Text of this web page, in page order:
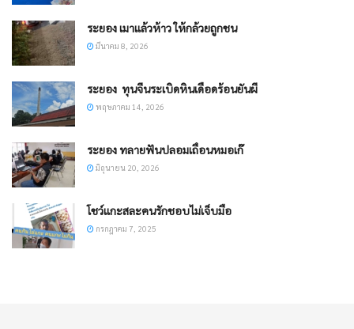
ระยอง เมาแล้วห้าว ให้กล้วยถูกชน
มีนาคม 8, 2026
ระยอง ​ ทุนจีนระเบิดหินเดือดร้อนยันผี
พฤษภาคม 14, 2026
ระยอง ทลายฟันปลอมเถื่อนหมอเก๊
มิถุนายน 20, 2026
โชว์แกะสละคนรักชอบไม่เจ็บมือ
กรกฎาคม 7, 2025